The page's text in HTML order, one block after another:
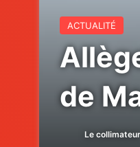
ACTUALITÉ
de
Le collimateur